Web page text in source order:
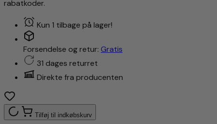
rabatkoder.
Kun 1 tilbage på lager!
Forsendelse og retur: Gratis
31 dages returret
Direkte fra producenten
Tilføj til indkøbskurv